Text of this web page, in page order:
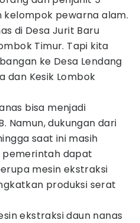
kelompok pewarna alam.
di Desa Jurit Baru
Timur. Tapi kita
ke Desa Lendang
dan Kesik Lombok
bisa menjadi
Namun, dukungan dari
saat ini masih
pemerintah dapat
mesin ekstraksi
produksi serat
ekstraksi daun nanas